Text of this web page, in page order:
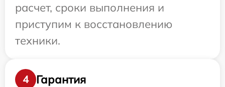
расчет, сроки выполнения и
приступим к восстановлению
техники.
4
Гарантия